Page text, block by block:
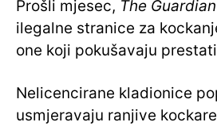
Prošli mjesec, The Guardian
ilegalne stranice za
one koji pokušavaju
Nelicencirane kladionice
usmjeravaju ranjive